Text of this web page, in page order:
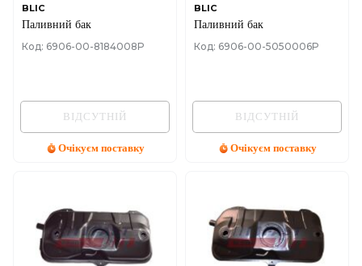
BLIC
Паливний бак
Код: 6906-00-8184008P
ВІДСУТНІЙ
Очікуєм поставку
BLIC
Паливний бак
Код: 6906-00-5050006P
ВІДСУТНІЙ
Очікуєм поставку